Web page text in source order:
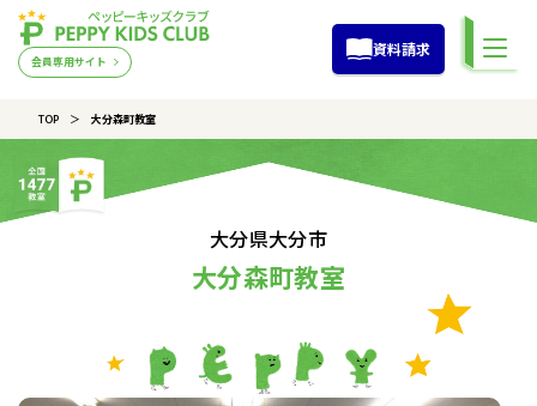
会員専用サイト
資料請求
TOP 大分森町教室
大分県大分市
大分森町教室